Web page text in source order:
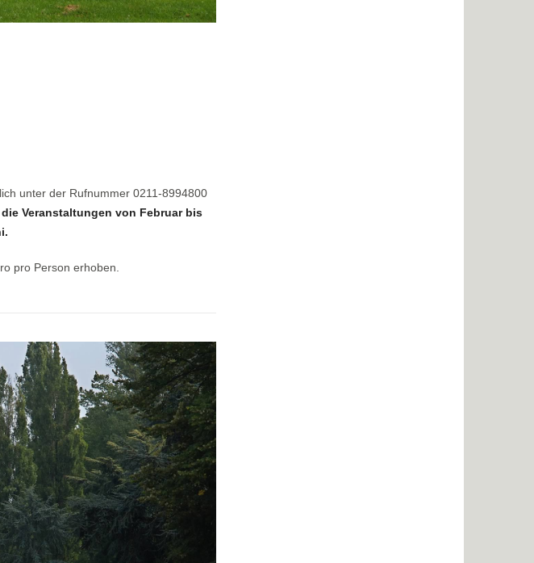
unter der Rufnummer 0211-8994800
Veranstaltungen von Februar bis
pro Person erhoben.